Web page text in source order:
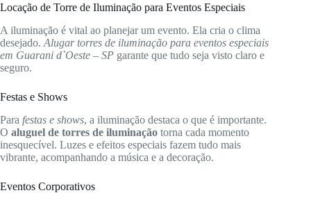
Locação de Torre de Iluminação para Eventos Especiais
A iluminação é vital ao planejar um evento. Ela cria o clima
desejado. Alugar torres de iluminação para eventos especiais
em Guarani d`Oeste – SP garante que tudo seja visto claro e
seguro.
Festas e Shows
Para festas e shows, a iluminação destaca o que é importante.
O aluguel de torres de iluminação torna cada momento
inesquecível. Luzes e efeitos especiais fazem tudo mais
vibrante, acompanhando a música e a decoração.
Eventos Corporativos